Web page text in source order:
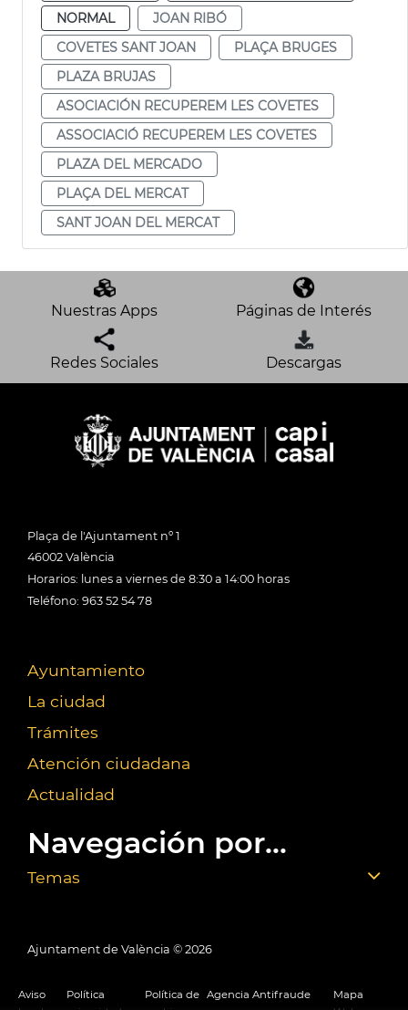
NORMAL
JOAN RIBÓ
COVETES SANT JOAN
PLAÇA BRUGES
PLAZA BRUJAS
ASOCIACIÓN RECUPEREM LES COVETES
ASSOCIACIÓ RECUPEREM LES COVETES
PLAZA DEL MERCADO
PLAÇA DEL MERCAT
SANT JOAN DEL MERCAT
Nuestras Apps Páginas de Interés
Redes Sociales Descargas
Plaça de l'Ajuntament nº 1
46002 València
Horarios: lunes a viernes de 8:30 a 14:00 horas
Teléfono: 963 52 54 78
Ayuntamiento
La ciudad
Trámites
Atención ciudadana
Actualidad
Navegación por...
Temas
Ajuntament de València © 2026
Aviso
Política
Política de Agencia Antifraude
Mapa